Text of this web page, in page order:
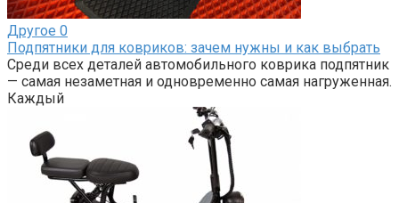
Другое 0
Подпятники для ковриков: зачем нужны и как выбрать
Среди всех деталей автомобильного коврика подпятник
— самая незаметная и одновременно самая нагруженная.
Каждый